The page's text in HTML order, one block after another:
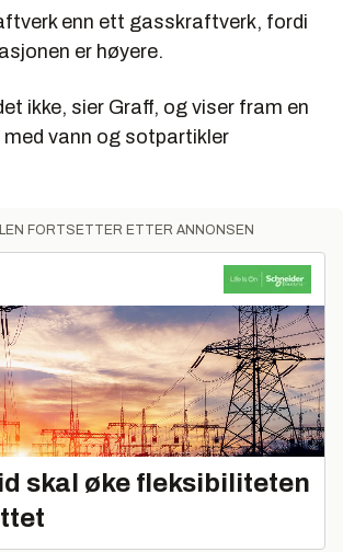
enn ett gasskraftverk, fordi
er høyere.
ikke, sier Graff, og viser fram en
med vann og sotpartikler
FORTSETTER ETTER ANNONSEN
skal øke fleksibiliteten